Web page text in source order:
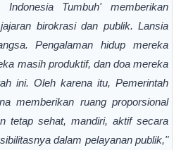
Indonesia Tumbuh' memberikan
birokrasi dan publik. Lansia
Pengalaman hidup mereka
masih produktif, dan doa mereka
ini. Oleh karena itu, Pemerintah
memberikan ruang proporsional
tetap sehat, mandiri, aktif secara
dalam pelayanan publik,"